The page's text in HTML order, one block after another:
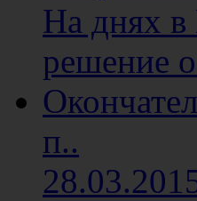
На днях в
решение
п..